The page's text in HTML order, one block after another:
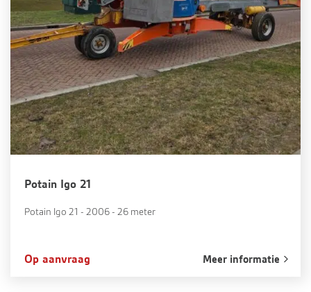
Potain Igo 21
Potain Igo 21 - 2006 - 26 meter
Op aanvraag Meer informatie